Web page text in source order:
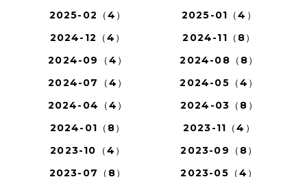
2025-02（4）
2025-01（4）
2024-12（4）
2024-11（8）
2024-09（4）
2024-08（8）
2024-07（4）
2024-05（4）
2024-04（4）
2024-03（8）
2024-01（8）
2023-11（4）
2023-10（4）
2023-09（8）
2023-07（8）
2023-05（4）